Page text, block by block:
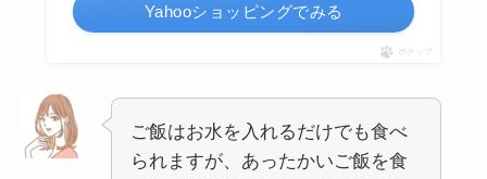
Yahooショッピングでみる
ポチップ
ご飯はお水を入れるだけでも食べ
られますが、あったかいご飯を食